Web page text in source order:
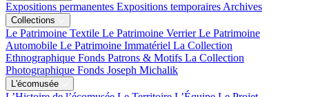
Expositions permanentes Expositions temporaires Archives
Collections
Le Patrimoine Textile Le Patrimoine VerrierLe Patrimoine
Automobile Le Patrimoine Immatériel La Collection
Ethnographique Fonds Patrons & Motifs La Collection
Photographique Fonds Joseph Michalik
L'écomusée